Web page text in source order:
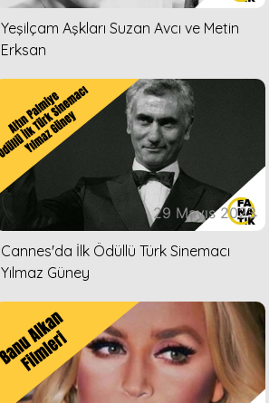
Yeşilçam Aşkları Suzan Avcı ve Metin
Erksan
29 Mayıs 2023
Cannes'da İlk Ödüllü Türk Sinemacı
Yılmaz Güney